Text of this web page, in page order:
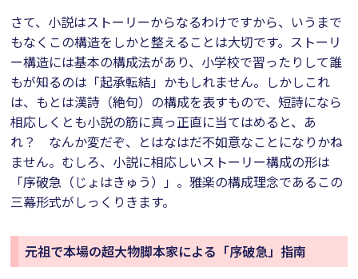
さて、小説はストーリーからなるわけですから、いうまで
もなくこの構造をしかと整えることは大切です。ストーリ
ー構造には基本の構成法があり、小学校で習ったりして誰
もが知るのは「起承転結」かもしれません。しかしこれ
は、もとは漢詩（絶句）の構成を表すもので、短詩になら
相応しくとも小説の筋に真っ正直に当てはめると、あ
れ？ なんか変だぞ、とはなはだ不如意なことになりかね
ません。むしろ、小説に相応しいストーリー構成の形は
「序破急（じょはきゅう）」。雅楽の構成理念であるこの
三幕形式がしっくりきます。
元祖で本場の超大物脚本家による「序破急」指南